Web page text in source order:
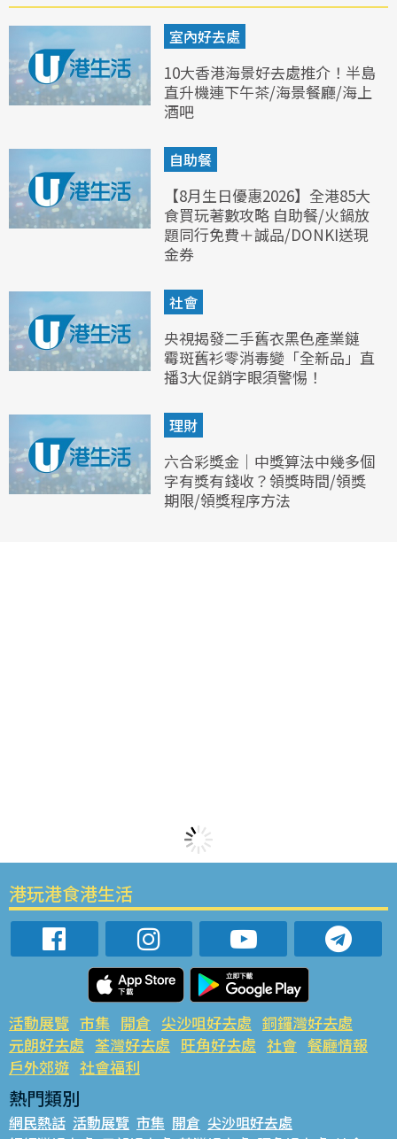
室內好去處
10大香港海景好去處推介！半島
直升機連下午茶/海景餐廳/海上
酒吧
自助餐
【8月生日優惠2026】全港85大
食買玩著數攻略 自助餐/火鍋放
題同行免費＋誠品/DONKI送現
金券
社會
央視揭發二手舊衣黑色產業鏈
霉斑舊衫零消毒變「全新品」直
播3大促銷字眼須警惕！
理財
六合彩獎金｜中獎算法中幾多個
字有獎有錢收？領獎時間/領獎
期限/領獎程序方法
港玩港食港生活
活動展覽 市集 開倉 尖沙咀好去處 銅鑼灣好去處
元朗好去處 荃灣好去處 旺角好去處 社會 餐廳情報
戶外郊遊 社會福利
熱門類別
網民熱話 活動展覽 市集 開倉 尖沙咀好去處